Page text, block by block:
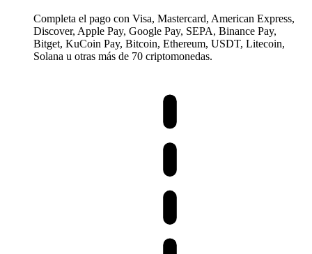
Completa el pago con Visa, Mastercard, American Express,
Discover, Apple Pay, Google Pay, SEPA, Binance Pay,
Bitget, KuCoin Pay, Bitcoin, Ethereum, USDT, Litecoin,
Solana u otras más de 70 criptomonedas.